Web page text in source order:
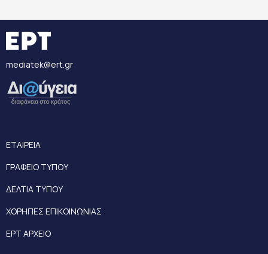
mediatek@ert.gr
ΕΤΑΙΡΕΙΑ
ΓΡΑΦΕΙΟ ΤΥΠΟΥ
ΔΕΛΤΙΑ ΤΥΠΟΥ
ΧΟΡΗΓΙΕΣ ΕΠΙΚΟΙΝΩΝΙΑΣ
ΕΡΤ ΑΡΧΕΙΟ